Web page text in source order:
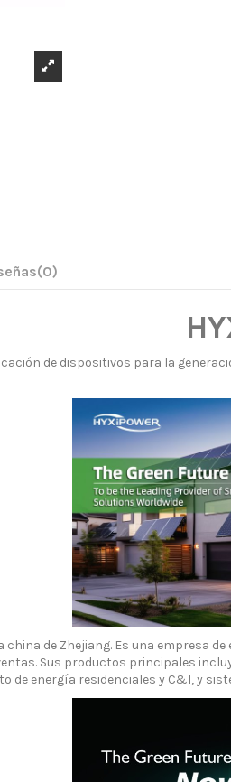
(0)
de dispositivos para la
china de Zhejiang. Es una empresa
Sus productos principales
energía residenciales y C&I, y